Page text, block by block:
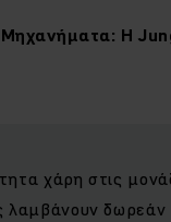
Η
χάρη στις
λαμβάνουν